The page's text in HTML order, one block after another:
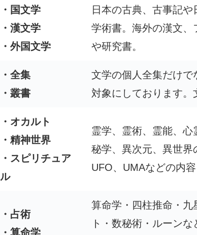
・国文学
・漢文学
・外国文学
日本の古典、古事記
学術書。海外の漢文
や研究書。
・全集
・叢書
文学の個人全集だけで
対象にしております。
・オカルト
・精神世界
・スピリチュア
ル
霊学、霊術、霊能、
秘学、異次元、異世界
UFO、UMAなどの内容
・占術
・算命学
算命学・四柱推命・九
ト・数秘術・ルーン